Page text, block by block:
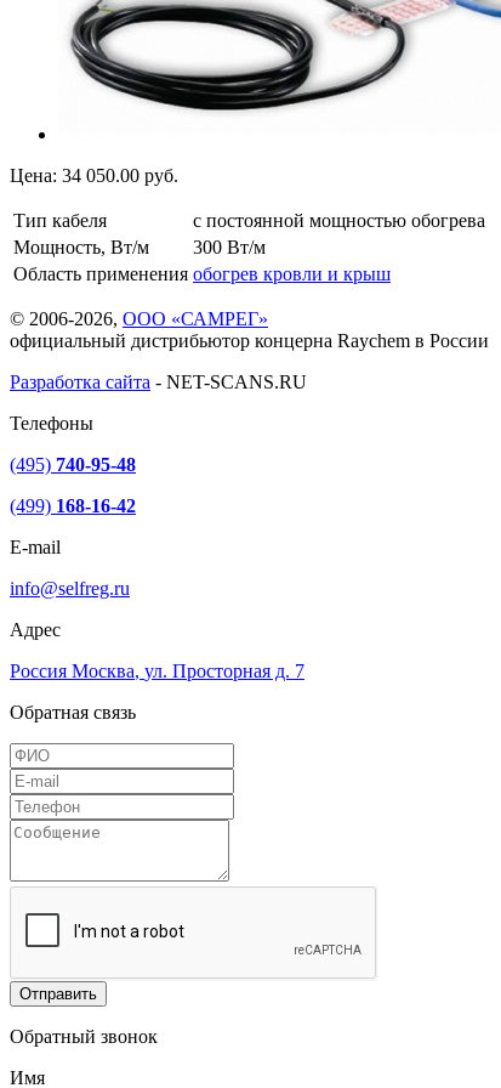
Цена: 34 050.00 руб.
Тип кабеля
с постоянной мощностью обогрева
Мощность, Вт/м
300 Вт/м
Область применения обогрев кровли и крыш
© 2006-2026, ООО «САМРЕГ»
официальный дистрибьютор концерна Raychem в России
Разработка сайта - NET-SCANS.RU
Телефоны
(495) 740-95-48
(499) 168-16-42
E-mail
info@selfreg.ru
Адрес
Россия Москва, ул. Просторная д. 7
Обратная связь
Отправить
Обратный звонок
Имя